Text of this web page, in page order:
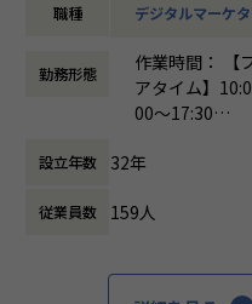
・言語翻訳：日本語と英語
・定例会議：プロジェクト
・共有リソース：マーケテ
・クロスファンクショナル
ウェブサイト刷新、イベント
3. マーケティング活動の最適
・日本で有効な施策をグロ
職種 デジタルマーケ
勤務形態
作業時間： 【
アタイム】
00～17:30
時間外労働の
設立年数 32年
従業員数 159人